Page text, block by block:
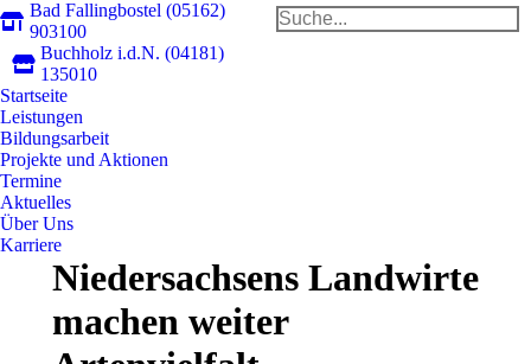
Bad Fallingbostel (05162)
903100
Buchholz i.d.N. (04181)
135010
Search:
Startseite
Leistungen
Bildungsarbeit
Projekte und Aktionen
Termine
Aktuelles
Über Uns
Karriere
Niedersachsens Landwirte
machen weiter